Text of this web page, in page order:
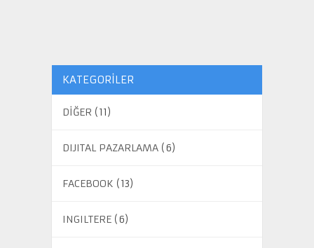
KATEGORILER
DİĞER (11)
DIJITAL PAZARLAMA(6)
FACEBOOK (13)
INGILTERE(6)